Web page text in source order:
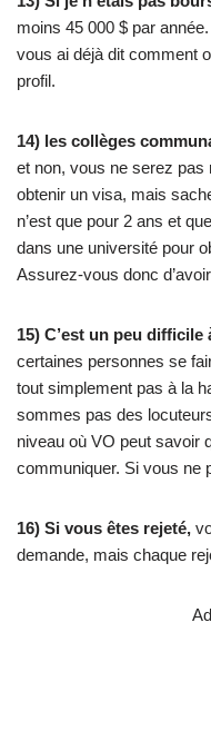
moins 45 000 $ par
vous ai déjà dit comment
profil.
14) les collèges
et non, vous ne serez pas
obtenir un visa, mais
n’est que pour 2 ans et
dans une université pour
Assurez-vous donc
15) C’est un peu difficile
certaines personnes se
tout simplement pas à la
sommes pas des
niveau où VO peut savoir
communiquer. Si vous ne
16) Si vous êtes rejeté,
demande, mais chaque